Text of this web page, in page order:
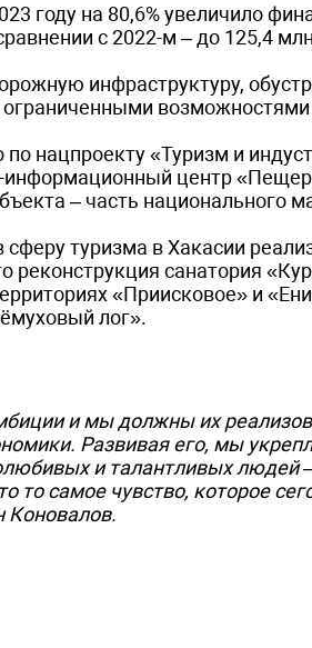
году на 80,6% увеличило
с 2022-м – до 125,4
инфраструктуру,
нацпроекту «Туризм и
информационный центр
– часть национального
сферу туризма в Хакасии
реконструкция санатория
«Приисковое» и
лог».
и мы должны их
Развивая его, мы
и талантливых людей
то самое чувство, которое
Коновалов.